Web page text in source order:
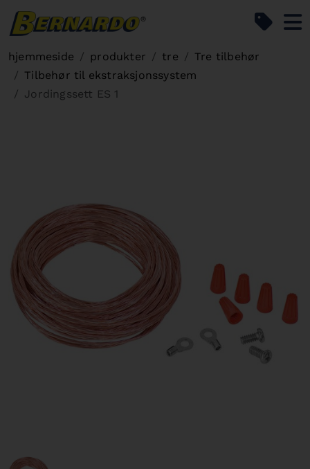
hjemmeside produkter tre
Tre tilbehør
Tilbehør til ekstraksjonssystem
Jordingssett ES 1